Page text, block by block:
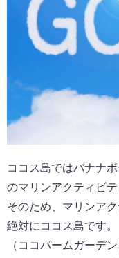
ココス島ではバナナ
のマリンアクティビテ
そのため、マリンア
絶対にココス島です。
（ココパームガーデ